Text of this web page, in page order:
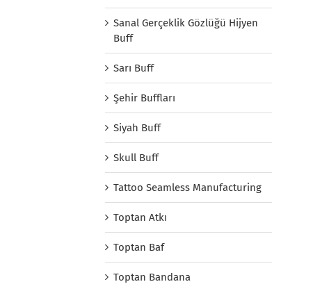
Sanal Gerçeklik Gözlüğü Hijyen
Buff
Sarı Buff
Şehir Buffları
Siyah Buff
Skull Buff
Tattoo Seamless Manufacturing
Toptan Atkı
Toptan Baf
Toptan Bandana